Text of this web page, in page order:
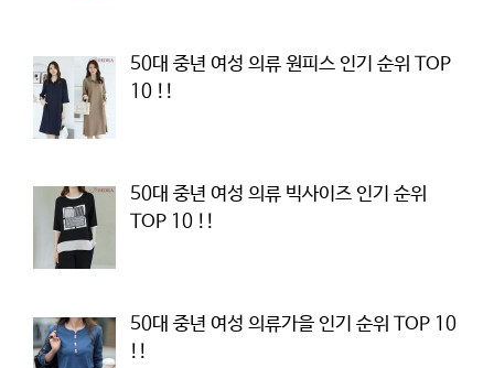
50대 중년 여성 의류 원피스 인기 순위 TOP
10 !!
50대 중년 여성 의류 빅사이즈 인기 순위
TOP 10 !!
50대 중년 여성 의류가을 인기 순위 TOP 10
!!